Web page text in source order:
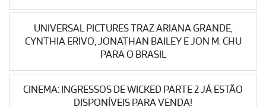
UNIVERSAL PICTURES TRAZ ARIANA GRANDE,
CYNTHIA ERIVO, JONATHAN BAILEY E JON M. CHU
PARA O BRASIL
CINEMA: INGRESSOS DE WICKED PARTE 2 JÁ ESTÃO
DISPONÍVEIS PARA VENDA!